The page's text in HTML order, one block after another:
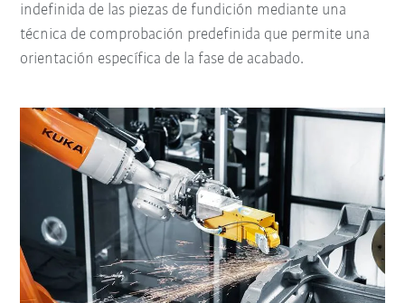
indefinida de las piezas de fundición mediante una
técnica de comprobación predefinida que permite una
orientación específica de la fase de acabado.